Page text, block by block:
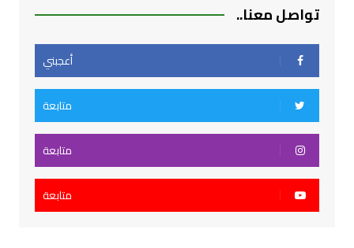
تواصل معنا..
أعجبني
متابعة
متابعة
متابعة